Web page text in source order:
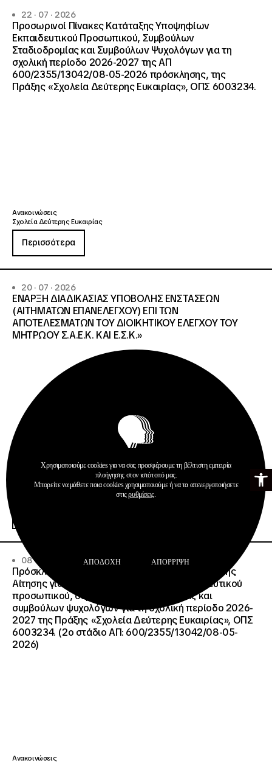
Ανοίξτε
22 · 07 · 2026
Προσωρινοί Πίνακες Κατάταξης Υποψηφίων
Εκπαιδευτικού Προσωπικού, Συμβούλων
Σταδιοδρομίας και Συμβούλων Ψυχολόγων για τη
σχολική περίοδο 2026-2027 της ΑΠ
600/2355/13042/08-05-2026 πρόσκλησης, της
Πράξης «Σχολεία Δεύτερης Ευκαιρίας», ΟΠΣ 6003234.
Ανακοινώσεις
Σχολεία Δεύτερης Ευκαιρίας
Περισσότερα
20 · 07 · 2026
ΕΝΑΡΞΗ ΔΙΑΔΙΚΑΣΙΑΣ ΥΠΟΒΟΛΗΣ ΕΝΣΤΑΣΕΩΝ
(ΑΙΤΗΜΑΤΩΝ ΕΠΑΝΕΛΕΓΧΟΥ) ΕΠΙ ΤΩΝ
ΑΠΟΤΕΛΕΣΜΑΤΩΝ ΤΟΥ ΔΙΟΙΚΗΤΙΚΟΥ ΕΛΕΓΧΟΥ ΤΟΥ
ΜΗΤΡΩΟΥ Σ.Α.Ε.Κ. ΚΑΙ Ε.Σ.Κ.»
Ανακοινώσεις
Διαχείριση & Λειτουργία Δημοσίων ΙΕΚ
08 · 07 · 2026
Πρόσκληση Εκδήλωσης Ενδιαφέροντος Υποβολής
Αίτησης για την επιλογή ωρομίσθιου εκπαιδευτικού
προσωπικού, συμβούλων σταδιοδρομίας και
συμβούλων ψυχολόγων για τη σχολική περίοδο 2026-
2027 της Πράξης «Σχολεία Δεύτερης Ευκαιρίας», ΟΠΣ
6003234. (2ο στάδιο ΑΠ: 600/2355/13042/08-05-
2026)
Ανακοινώσεις
Χρησιμοποιούμε cookies για να σας προσφέρουμε τη βέλτιστη εμπειρία
πλοήγησης στον ιστότοπό μας.
Μπορείτε να μάθετε ποια cookies χρησιμοποιούμε ή να τα απενεργοποιήσετε
στιςρυθμίσεις.
ΑΠΟΔΟΧΉ ΑΠΌΡΡΙΨΗ